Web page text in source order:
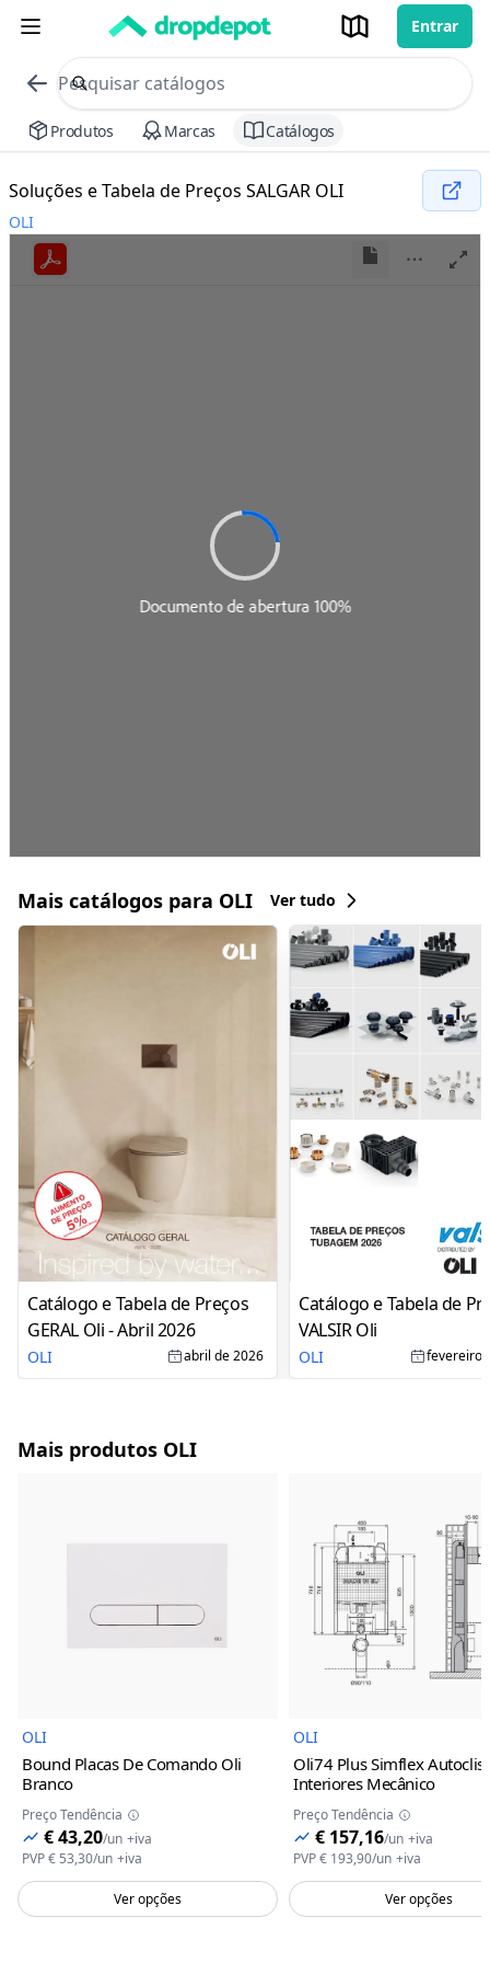
Entrar
commerce search no header
Procurar
Produtos Marcas Catálogos
Soluções e Tabela de Preços SALGAR OLI
OLI
Mais catálogos para OLI Ver tudo
Catálogo e Tabela de Preços
GERAL Oli - Abril 2026
OLI abril de 2026
Catálogo e Tabela de
VALSIR Oli
OLI fevereiro
Mais produtos OLI
Imagem do Produto
OLI
Bound Placas De Comando Oli
Branco
Preço Tendência
€ 43,20/un +iva
PVP€ 53,30/un +iva
Ver opções
OLI
Oli74 Plus Simflex
Interiores Mecânico
Preço Tendência
€ 157,16/un +iva
PVP€ 193,90/un +iva
Ver opções